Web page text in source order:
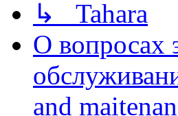
↳ Tahara
О вопросах
and